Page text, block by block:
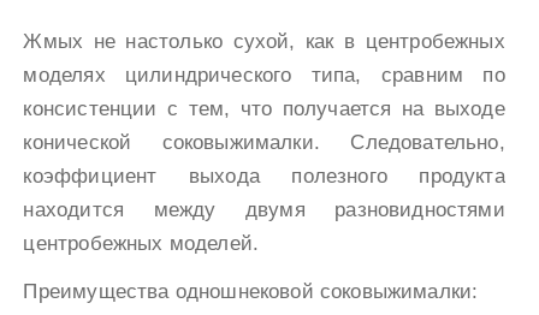
Жмых не настолько сухой, как в центробежных
моделях цилиндрического типа, сравним по
консистенции с тем, что получается на выходе
конической соковыжималки. Следовательно,
коэффициент выхода полезного продукта
находится между двумя разновидностями
центробежных моделей.
Преимущества одношнековой соковыжималки: